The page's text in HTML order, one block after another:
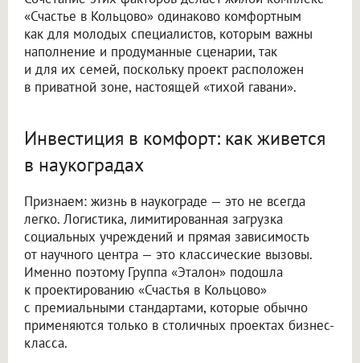
«Счастье в Кольцово» одинаково комфортным
как для молодых специалистов, которым важны
наполнение и продуманные сценарии, так
и для их семей, поскольку проект расположен
в приватной зоне, настоящей «тихой гавани».
Инвестиция в комфорт: как живется
в наукоградах
Признаем: жизнь в наукограде — это не всегда
легко. Логистика, лимитированная загрузка
социальных учреждений и прямая зависимость
от научного центра — это классические вызовы.
Именно поэтому Группа «Эталон» подошла
к проектированию «Счастья в Кольцово»
с премиальными стандартами, которые обычно
применяются только в столичных проектах бизнес-
класса.